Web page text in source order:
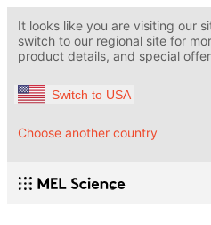
It looks like you are visiting our
switch to our regional site for
product details, and special
Switch to USA
Choose another country